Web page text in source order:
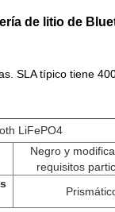
de litio de
SLA típico tiene
LiFePO4
Negro y
requisitos